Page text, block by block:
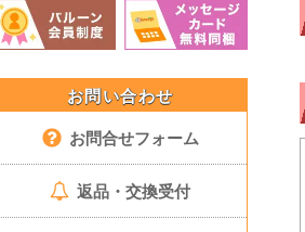
お問い合わせ
お問合せフォーム
返品・交換受付